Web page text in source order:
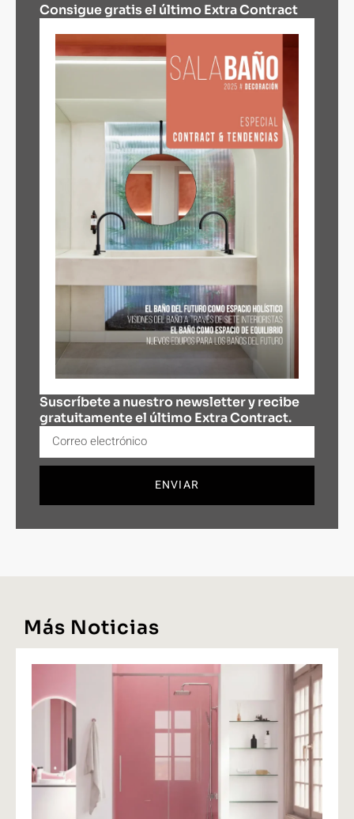
Consigue gratis el último Extra Contract
Suscríbete a nuestro newsletter y recibe
gratuitamente el último Extra Contract.
ENVIAR
Más Noticias